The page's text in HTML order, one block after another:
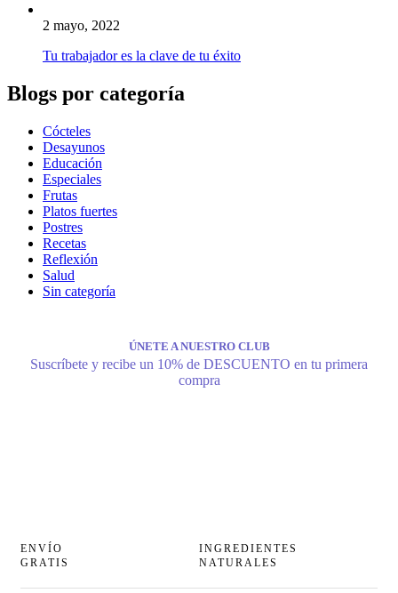
2 mayo, 2022
Tu trabajador es la clave de tu éxito
Blogs por categoría
Cócteles
Desayunos
Educación
Especiales
Frutas
Platos fuertes
Postres
Recetas
Reflexión
Salud
Sin categoría
ÚNETE A NUESTRO CLUB
Suscríbete y recibe un 10% de DESCUENTO en tu primera
compra
ENVÍO
GRATIS
INGREDIENTES
NATURALES